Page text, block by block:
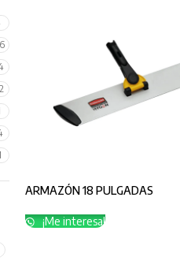
ARMAZÓN 18 PULGADAS
¡Me interesa!